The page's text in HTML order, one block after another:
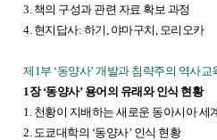
3. 책의 구성과 관련 자료 확보 과정
4. 현지답사: 하기, 야마구치, 모리오카
제1부 ‘동양사’ 개발과 침략주의 역사
1장 ‘동양사’ 용어의 유래와 인식 현황
1. 천황이 지배하는 새로운 동아시아 세
2. 도쿄대학의 ‘동양사’ 인식 현황